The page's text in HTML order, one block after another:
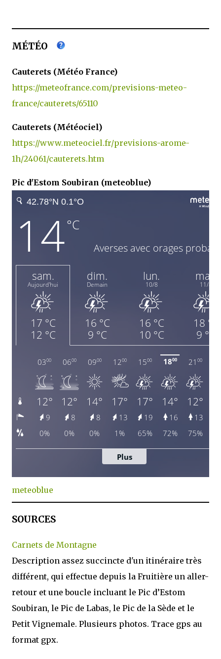
MÉTÉO
Cauterets (Météo France)
https://meteofrance.com/previsions-meteo-
france/cauterets/65110
Cauterets (Météociel)
https://www.meteociel.fr/previsions-arome-
1h/24061/cauterets.htm
Pic d'Estom Soubiran (meteoblue)
meteoblue
SOURCES
Carnets de Montagne
Description assez succincte d'un itinéraire très
différent, qui effectue depuis la Fruitière un aller-
retour et une boucle incluant le Pic d’Estom
Soubiran, le Pic de Labas, le Pic de la Sède et le
Petit Vignemale. Plusieurs photos. Trace gps au
format gpx.